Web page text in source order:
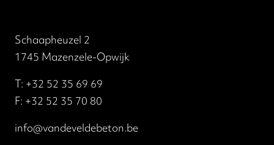
Schaapheuzel 2
1745 Mazenzele-Opwijk
T:+32 52 35 69 69
F: +32 52 35 70 80
info@vandeveldebeton.be